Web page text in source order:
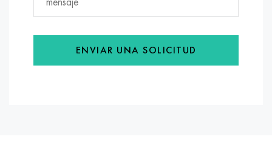
ENVIAR UNA SOLICITUD